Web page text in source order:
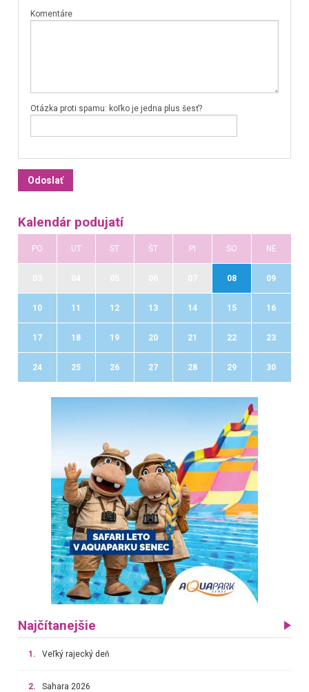
Komentáre
Otázka proti spamu: koľko je jedna plus šesť?
Kalendár podujatí
PO UT ST ŠT PI SO NE
08 09
10 11 12 13 14 15 16
17 18 19 20 21 22 23
24 25 26 27 28 29 30
Najčítanejšie
1. Veľký rajecký deň
2. Sahara 2026